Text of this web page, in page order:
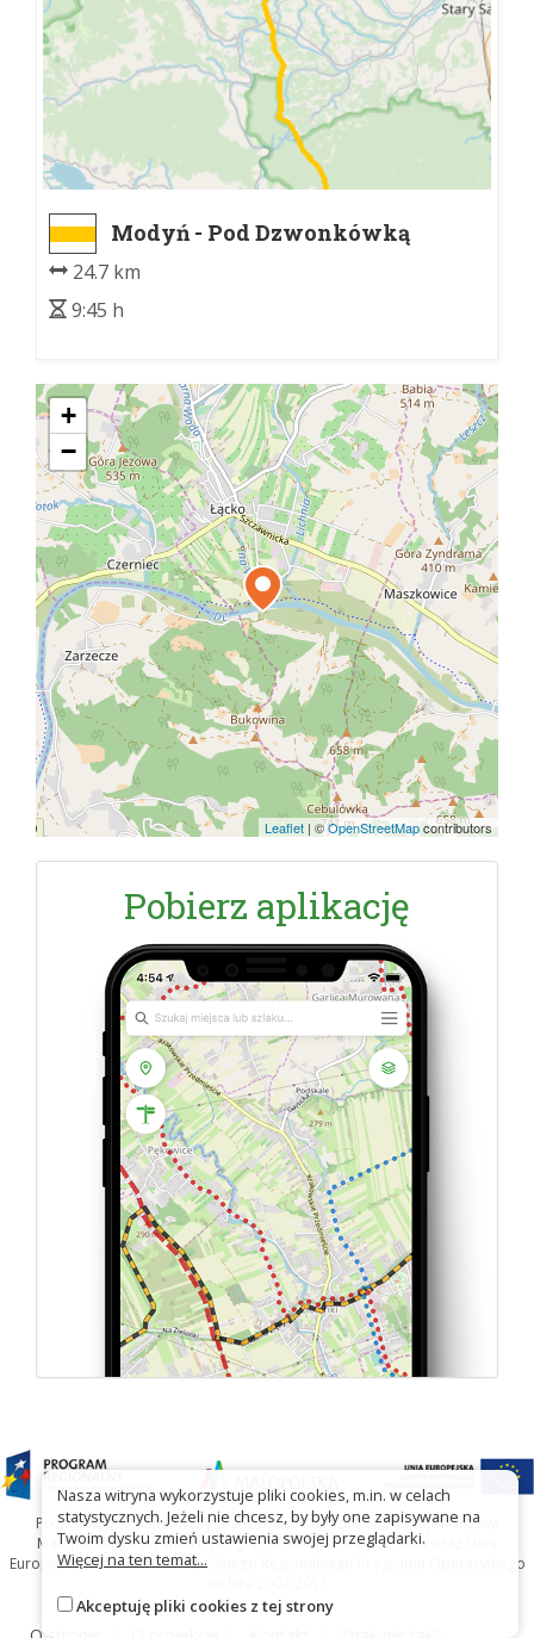
Modyń - Pod Dzwonkówką
24.7 km
9:45 h
+
−
Leaflet | ©OpenStreetMapcontributors
Pobierz aplikację
Projekt współfinansowany przez Urząd Marszałkowski Województwa
Małopolskiego w ramach programu Małopolska Gościnna oraz Unię
Europejską w ramach Małopolskiego Regionalnego Programu Operacyjnego
Nasza witryna wykorzystuje pliki cookies, m.in. w celach
statystycznych. Jeżeli nie chcesz, by były one zapisywane na
Twoim dysku zmień ustawienia swojej przeglądarki.
Więcej na ten temat...
Akceptuję pliki cookies z tej strony